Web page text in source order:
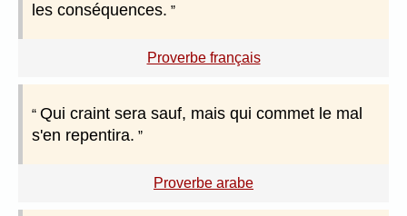
les conséquences.
Proverbe français
Qui craint sera sauf, mais qui commet le mal
s'en repentira.
Proverbe arabe